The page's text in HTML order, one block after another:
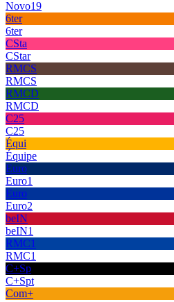
Novo19
6ter
6ter
CSta
CStar
RMCS
RMCS
RMCD
RMCD
C25
C25
Équi
Équipe
Euro
Euro1
Euro
Euro2
beIN
beIN1
RMC1
RMC1
C+Sp
C+Spt
Com+